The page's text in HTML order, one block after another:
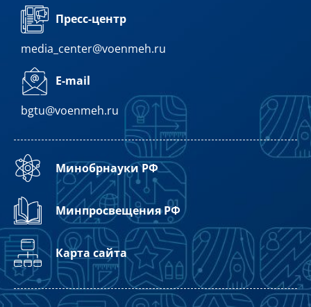
Пресс-центр
media_center@voenmeh.ru
E-mail
bgtu@voenmeh.ru
Минобрнауки РФ
Минпросвещения РФ
Карта сайта